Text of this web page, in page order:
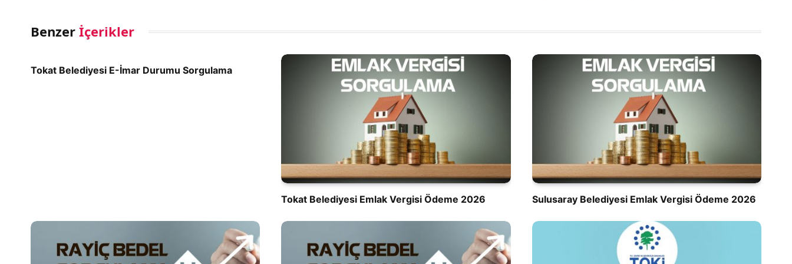
Benzer İçerikler
Tokat Belediyesi E-İmar Durumu Sorgulama
Tokat Belediyesi Emlak Vergisi Ödeme 2026 Sulusaray Belediyesi Emlak Vergisi Ödeme 2026